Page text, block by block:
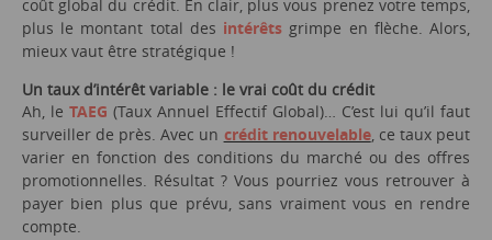
coût global du crédit. En clair, plus vous prenez votre temps,
plus le montant total des intérêts grimpe en flèche. Alors,
mieux vaut être stratégique !
Un taux d’intérêt variable : le vrai coût du crédit
Ah, le TAEG (Taux Annuel Effectif Global)… C’est lui qu’il faut
surveiller de près. Avec un crédit renouvelable, ce taux peut
varier en fonction des conditions du marché ou des offres
promotionnelles. Résultat ? Vous pourriez vous retrouver à
payer bien plus que prévu, sans vraiment vous en rendre
compte.